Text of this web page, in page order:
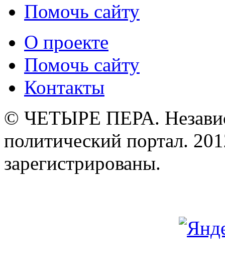
Помочь сайту
О проекте
Помочь сайту
Контакты
© ЧЕТЫРЕ ПЕРА.
политический портал.
зарегистрированы.